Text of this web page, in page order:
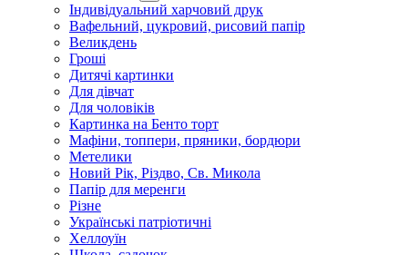
Індивідуальний харчовий друк
Вафельний, цукровий, рисовий папір
Великдень
Гроші
Дитячі картинки
Для дівчат
Для чоловіків
Картинка на Бенто торт
Мафіни, топпери, пряники, бордюри
Метелики
Новий Рік, Різдво, Св. Микола
Папір для меренги
Різне
Українські патріотичні
Хеллоуїн